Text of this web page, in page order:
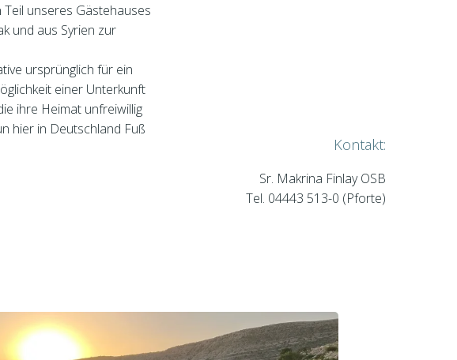
unseres Gästehauses
und aus Syrien zur
ursprünglich für ein
einer Unterkunft
ihre Heimat unfreiwillig
hier in Deutschland Fuß
Kontakt:
Sr. Makrina Finlay OSB
Tel. 04443 513-0 (Pforte)